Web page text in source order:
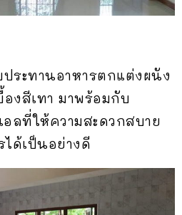
ระทานอาหารตกแต่งผนัง
งสีเทา มาพร้อมกับ
อลที่ให้ความสะดวกสบาย
ได้เป็นอย่างดี